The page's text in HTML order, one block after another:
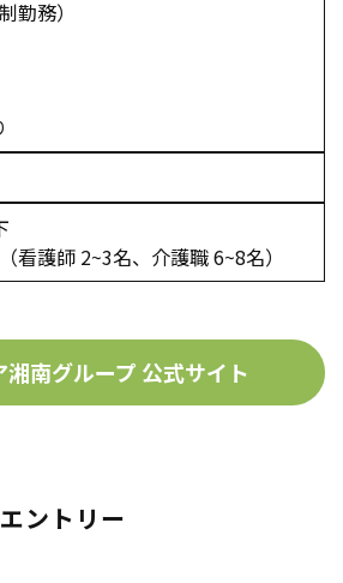
勤務）
看護師 2~3名、介護職 6~8名）
湘南グループ 公式サイト
ントリー